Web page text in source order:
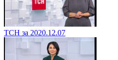
ТСН за 2020.12.07